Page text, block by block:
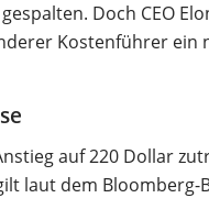
Doch CEO
Kostenführer ein
auf 220 Dollar
laut dem